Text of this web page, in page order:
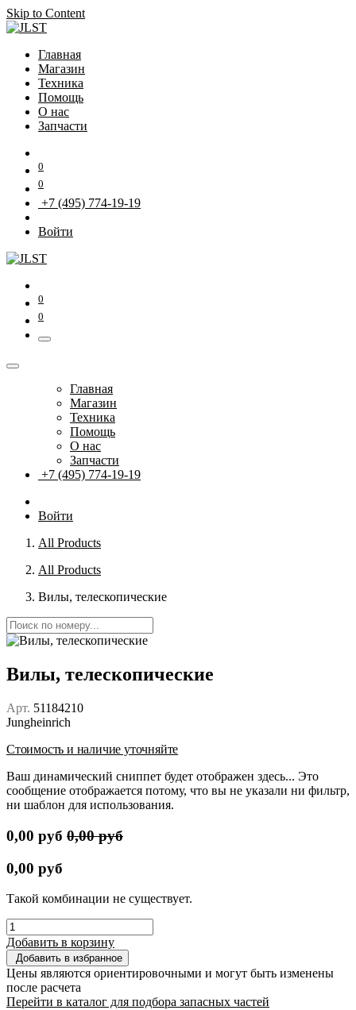
Skip to Content
Главная
Магазин
Техника
Помощь
О нас
Запчасти
0
0
+7 (495) 774-19-19
Войти
0
0
Главная
Магазин
Техника
Помощь
О нас
Запчасти
+7 (495) 774-19-19
Войти
All Products
All Products
Вилы, телескопические
Вилы, телескопические
Арт. 51184210
Jungheinrich
Стоимость и наличие уточняйте
Ваш динамический сниппет будет отображен здесь... Это
сообщение отображается потому, что вы не указали ни фильтр,
ни шаблон для использования.
0,00 руб 0,00руб
0,00 руб
Такой комбинации не существует.
Добавить в корзину
Добавить в избранное
Цены являются ориентировочными и могут быть изменены
после расчета
Перейти в каталог для подбора запасных частей